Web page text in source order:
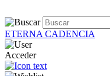
ETERNA CADENCIA
Acceder